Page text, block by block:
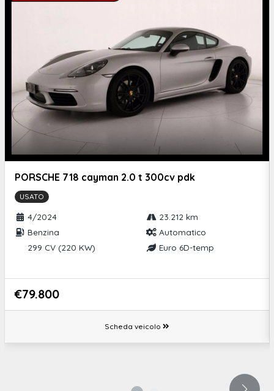
Emergency call & service call audi connect con comando della
Freni anteriori e posteriori a disco
Pacchetto assistenza city
Tetto panoramico in vetro
Ricezione radio digitale
PORSCHE 718 cayman 2.0 t 300cv pdk
USATO
4/2024
23.212 km
Benzina
Automatico
299 CV (220 KW)
Euro 6D-temp
€79.800
Scheda veicolo